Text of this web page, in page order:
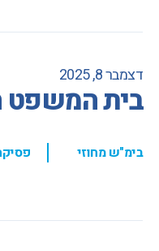
דצמבר 8, 2025
בית המשפט
בימ"ש מחוזי ,